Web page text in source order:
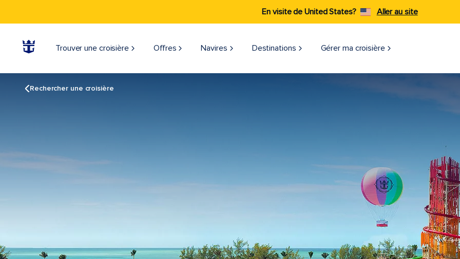
En visite de United States? Aller au site
Trouver une croisière Offres Navires Destinations Gérer ma croisière
Rechercher une croisière